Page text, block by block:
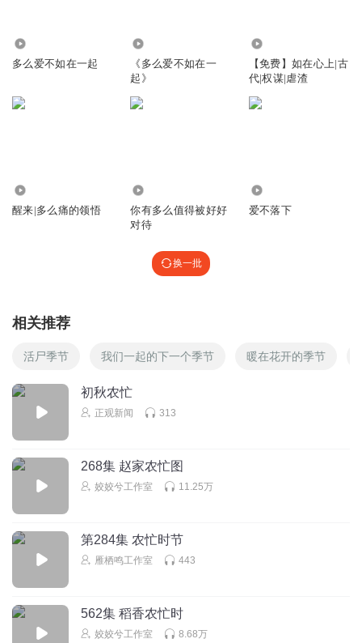
多么爱不如在一起
《多么爱不如在一
起》
【免费】如在心上|古
代|权谋|虐渣
醒来|多么痛的领悟
你有多么值得被好好
对待
爱不落下
换一批
相关推荐
活尸季节 我们一起的下一个季节 暖在花开的季节
初秋农忙
正观新闻 313
268集 赵家农忙图
姣姣兮工作室 11.25万
第284集 农忙时节
雁栖鸣工作室 443
562集 稻香农忙时
姣姣兮工作室 8.68万